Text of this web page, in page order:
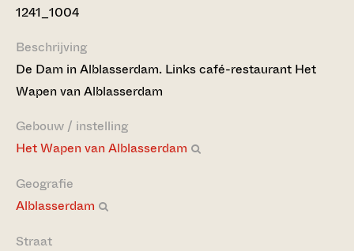
1241_1004
Beschrijving
De Dam in Alblasserdam. Links café-restaurant Het
Wapen van Alblasserdam
Gebouw / instelling
Het Wapen van Alblasserdam
Geografie
Alblasserdam
Straat